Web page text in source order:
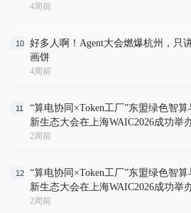
4周前
10
好多人啊！Agent大会燃爆杭州，只
画饼
4周前
11
“算电协同×Token工厂”东盟绿色智算
新生态大会在上海WAIC2026成功举
2周前
12
“算电协同×Token工厂”东盟绿色智算
新生态大会在上海WAIC2026成功举
2周前